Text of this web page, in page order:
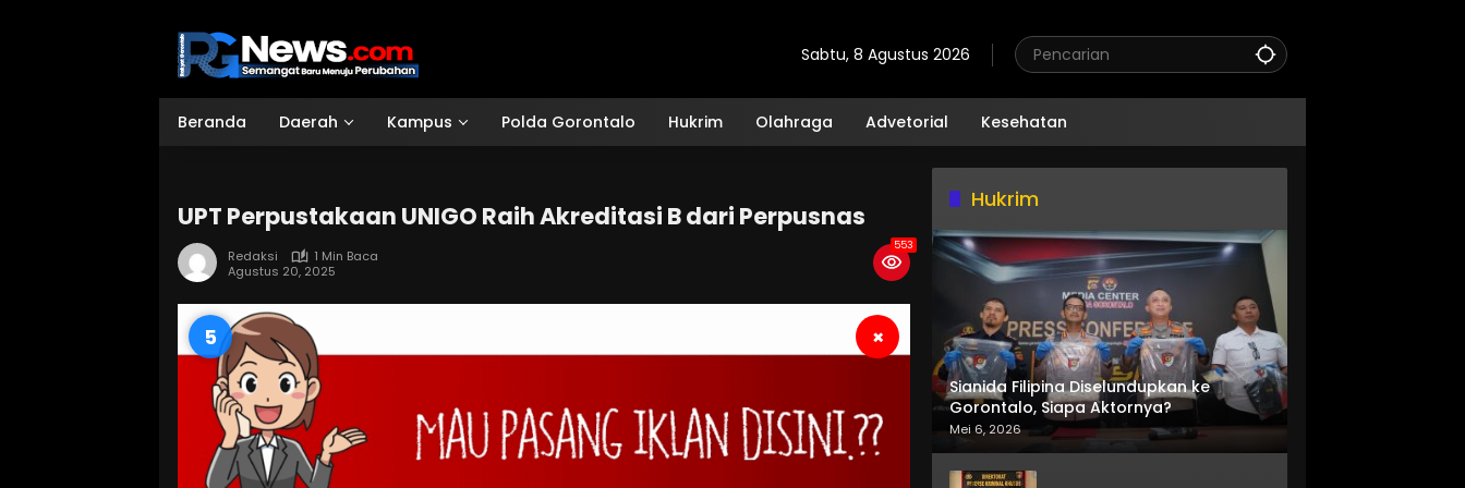
Sabtu, 8 Agustus 2026
Beranda Daerah Kampus Polda Gorontalo Hukrim Olahraga Advetorial Kesehatan
UPT Perpustakaan UNIGO Raih Akreditasi B dari Perpusnas
Redaksi
1 Min Baca
Agustus 20, 2025
553
4 ×
Hukrim
Sianida Filipina Diselundupkan ke
Gorontalo, Siapa Aktornya?
Mei 6, 2026